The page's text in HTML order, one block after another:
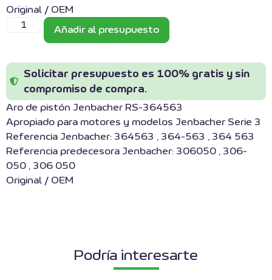
Original / OEM
Añadir al presupuesto
Solicitar presupuesto es 100% gratis y sin
compromiso de compra.
Aro de pistón Jenbacher RS-364563
Apropiado para motores y modelos Jenbacher Serie 3
Referencia Jenbacher: 364563 , 364-563 , 364 563
Referencia predecesora Jenbacher: 306050 , 306-
050 , 306 050
Original / OEM
Podría interesarte